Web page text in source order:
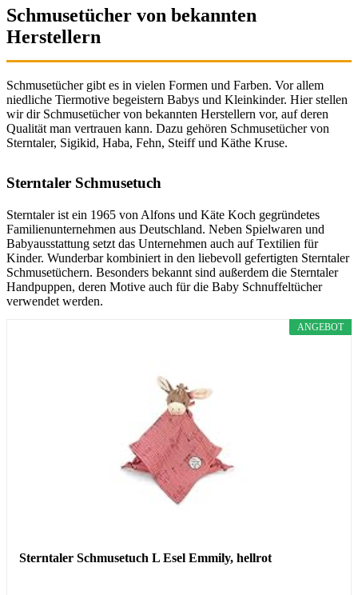
Schmusetücher von bekannten
Herstellern
Schmusetücher gibt es in vielen Formen und Farben. Vor allem
niedliche Tiermotive begeistern Babys und Kleinkinder. Hier stellen
wir dir Schmusetücher von bekannten Herstellern vor, auf deren
Qualität man vertrauen kann. Dazu gehören Schmusetücher von
Sterntaler, Sigikid, Haba, Fehn, Steiff und Käthe Kruse.
Sterntaler Schmusetuch
Sterntaler ist ein 1965 von Alfons und Käte Koch gegründetes
Familienunternehmen aus Deutschland. Neben Spielwaren und
Babyausstattung setzt das Unternehmen auch auf Textilien für
Kinder. Wunderbar kombiniert in den liebevoll gefertigten Sterntaler
Schmusetüchern. Besonders bekannt sind außerdem die Sterntaler
Handpuppen, deren Motive auch für die Baby Schnuffeltücher
verwendet werden.
ANGEBOT
Sterntaler Schmusetuch L Esel Emmily, hellrot